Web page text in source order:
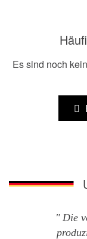
Es sind noch
Die